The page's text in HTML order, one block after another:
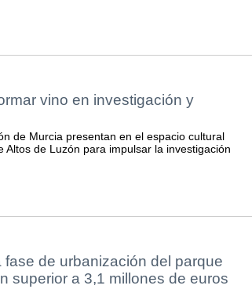
vino en investigación y
de Murcia presentan en el espacio cultural
de Luzón para impulsar la investigación
de urbanización del parque
superior a 3,1 millones de euros